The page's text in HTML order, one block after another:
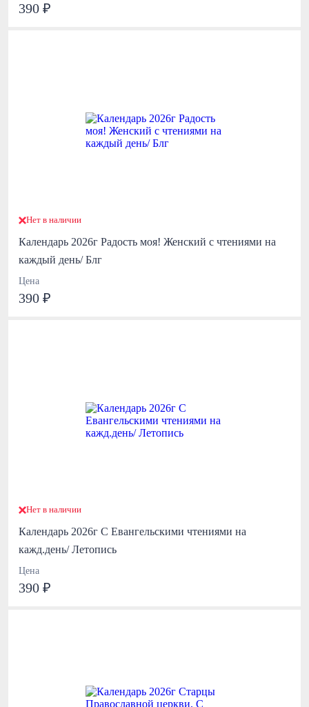
390 ₽
Нет в наличии
Календарь 2026г Радость моя! Женский с чтениями на
каждый день/ Блг
Цена
390 ₽
Нет в наличии
Календарь 2026г С Евангельскими чтениями на
кажд.день/ Летопись
Цена
390 ₽